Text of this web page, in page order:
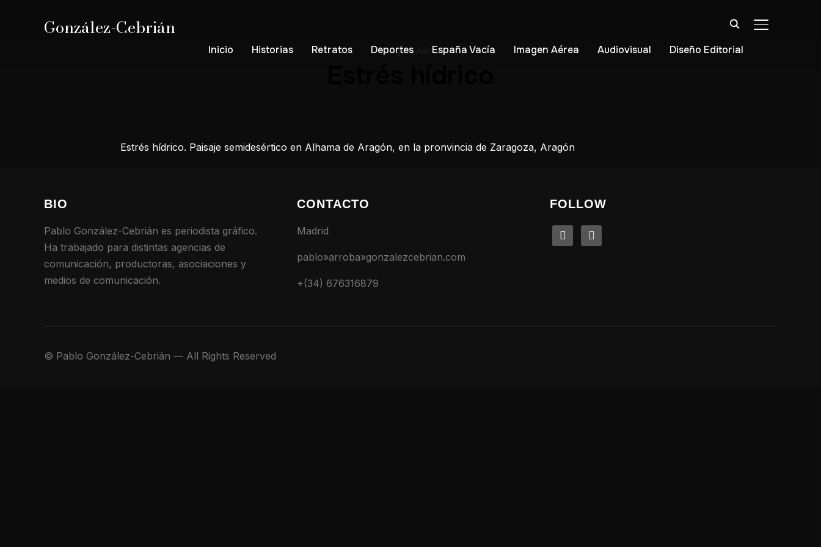
González-Cebrián ALTERNAR
Inicio Historias Retratos Deportes España Vacía Imagen Aérea Audiovisual Diseño Editorial
Imagen Aérea
Estrés hídrico. Paisaje semidesértico en Alhama de Aragón, en la pronvincia de Zaragoza, Aragón
BIO
Pablo González-Cebrián es periodista gráfico.
Ha trabajado para distintas agencias de
comunicación, productoras, asociaciones y
medios de comunicación.
CONTACTO
Madrid
pablo»arroba»gonzalezcebrian.com
+(34) 676316879
FOLLOW
linkedin instagram
© Pablo González-Cebrián — All Rights Reserved